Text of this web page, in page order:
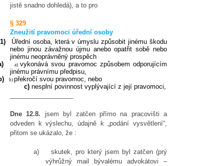
jistě snadno dohledá), a to pro
§ 329
Zneužití pravomoci úřední osoby
Úřední osoba, která v úmyslu způsobit jinému škodu
nebo jinou závažnou újmu anebo opatřit sobě nebo
jinému neoprávněný prospěch
a) vykonává svou pravomoc způsobem odporujícím
jinému právnímu předpisu,
b) překročí svou pravomoc, nebo
c) nesplní povinnost vyplývající z její pravomoci,
Dne 12.8. jsem byl zatčen přímo na pracovišti a
odveden k výslechu, údajně k „podání vysvětlení“,
přitom se ukázalo, že :
a)
skutek, pro který jsem byl zatčen (prý
výhrůžný mail bývalému advokátovi –